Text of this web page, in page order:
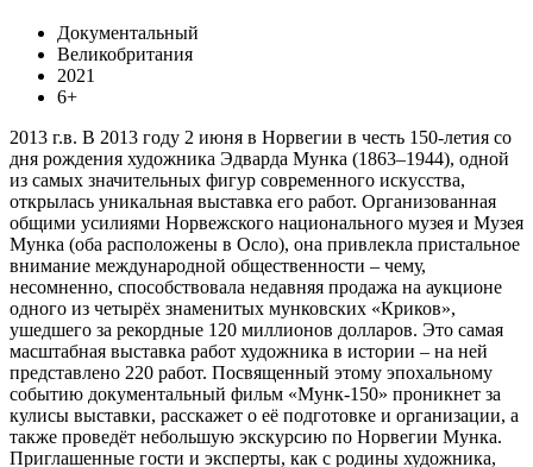
Документальный
Великобритания
2021
6+
2013 г.в. В 2013 году 2 июня в Норвегии в честь 150-летия со
дня рождения художника Эдварда Мунка (1863–1944), одной
из самых значительных фигур современного искусства,
открылась уникальная выставка его работ. Организованная
общими усилиями Норвежского национального музея и Музея
Мунка (оба расположены в Осло), она привлекла пристальное
внимание международной общественности – чему,
несомненно, способствовала недавняя продажа на аукционе
одного из четырёх знаменитых мунковских «Криков»,
ушедшего за рекордные 120 миллионов долларов. Это самая
масштабная выставка работ художника в истории – на ней
представлено 220 работ. Посвященный этому эпохальному
событию документальный фильм «Мунк-150» проникнет за
кулисы выставки, расскажет о её подготовке и организации, а
также проведёт небольшую экскурсию по Норвегии Мунка.
Приглашенные гости и эксперты, как с родины художника,